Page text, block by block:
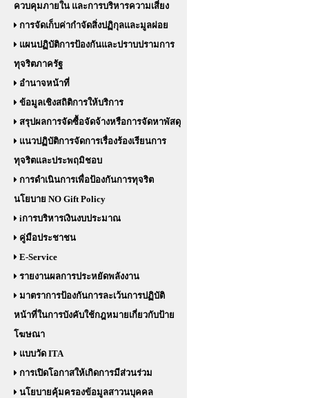
ควบคุมภายใน และการบริหารความเสี่ยง
การจัดเก็บค่ากำจัดสิ่งปฏิกุลและมูลฝอย
แผนปฏิบัติการป้องกันและปราบปรามการ
ทุจริตภาครัฐ
อำนาจหน้าที่
ข้อมูลเชิงสถิติการให้บริการ
สรุปผลการจัดซื้อจัดจ้างหรือการจัดหาพัสดุ
แนวปฏิบัติการจัดการเรื่องร้องเรียนการ
ทุจริตและประพฤมิชอบ
การดำเนินการเพื่อป้องกันการทุจริต
นโยบาย NO Gift Policy
iการบริหารเงินงบประมาณ
คู่มือประชาชน
E-Service
รายงานผลการประหยัดพลังงาน
มาตราการป้องกันการละเว้นการปฏิบัติ
หน้าที่ในการบังคับใช้กฎหมายเกี่ยวกับป้าย
โฆษณา
แบบวัด ITA
การเปิดโอกาสให้เกิดการมีส่วนร่วม
นโยบายคุ้มครองข้อมูลสาวนบุคคล